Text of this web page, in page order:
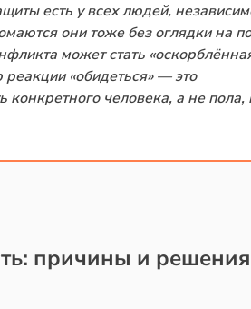
есть у всех людей,
они тоже без оглядки на
может стать
«обидеться» — это
конкретного человека, а не пола,
причины и решения